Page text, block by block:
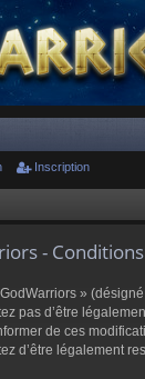
Inscription
-
»
pas d’être
de ces
d’être légalement